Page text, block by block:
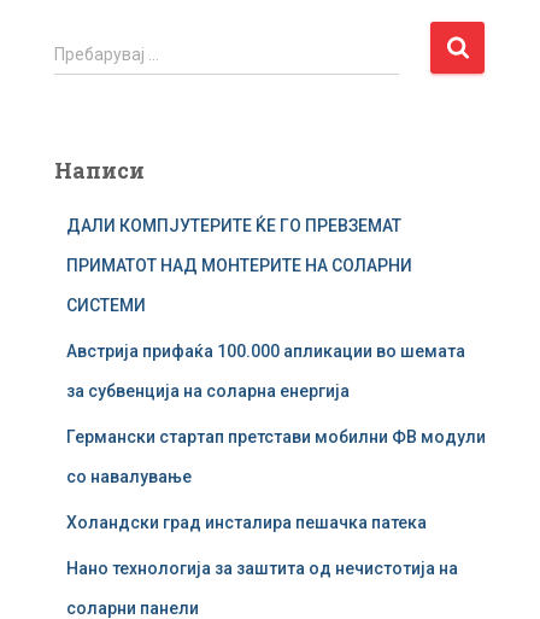
П
р
р
Пребарувај …
Написи
ДАЛИ КОМПЈУТЕРИТЕ ЌЕ ГО ПРЕВЗЕМАТ
ПРИМАТОТ НАД МОНТЕРИТЕ НА СОЛАРНИ
СИСТЕМИ
Австрија прифаќа 100.000 апликации во шемата
за субвенција на соларна енергија
Германски стартап претстави мобилни ФВ модули
со навалување
Холандски град инсталира пешачка патека
Нано технологија за заштита од нечистотија на
соларни панели